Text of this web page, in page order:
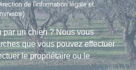
de l'information légale et
par un chien ? Nous vous
que vous pouvez effectuer
le propriétaire ou le